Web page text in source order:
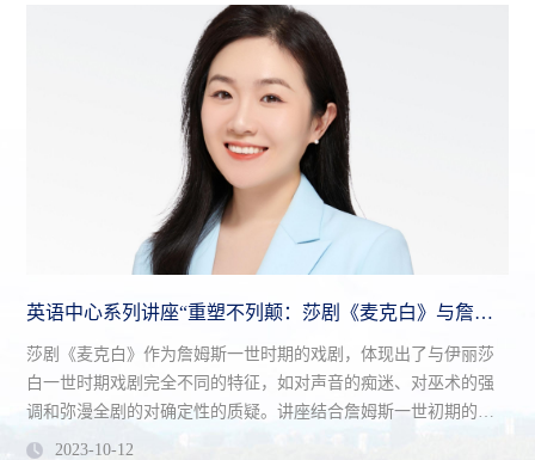
英语中心系列讲座“重塑不列颠：莎剧《麦克白》与詹姆斯一世时期的英格兰”
莎剧《麦克白》作为詹姆斯一世时期的戏剧，体现出了与伊丽莎
白一世时期戏剧完全不同的特征，如对声音的痴迷、对巫术的强
调和弥漫全剧的对确定性的质疑。讲座结合詹姆斯一世初期的社
会焦虑和新君主形象的建构，讨论了《麦克白》对女巫审判、火
2023-10-12